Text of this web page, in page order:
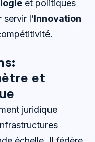
et politiques
l’Innovation
et
juridique